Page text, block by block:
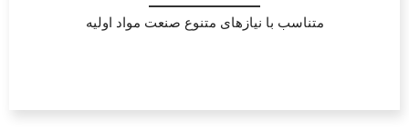
متناسب با نیازهای متنوع صنعت مواد اولیه